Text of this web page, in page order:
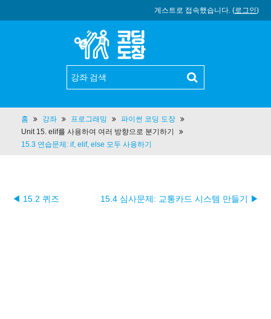
게스트로 접속했습니다. (로그인)
홈 강좌 프로그래밍
파이썬 코딩 도장
Unit 15. elif를 사용하여 여러 방향으로 분기하기
15.3 연습문제: if, elif, else 모두 사용하기
◀ 15.2 퀴즈 15.4 심사문제: 교통카드 시스템 만들기 ▶︎